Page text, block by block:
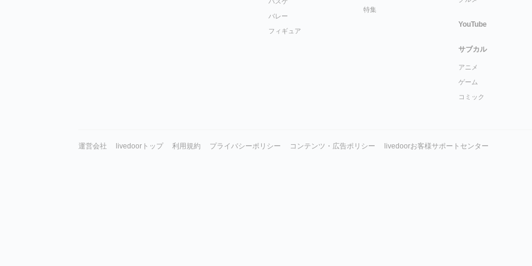
バレー
フィギュア
特集
YouTube
サブカル
アニメ
ゲーム
コミック
運営会社 livedoorトップ 利用規約 プライバシーポリシー コンテンツ・広告ポリシー livedoorお客様サポートセンター